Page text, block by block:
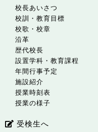
校長あいさつ
校訓・教育目標
校歌・校章
沿革
歴代校長
設置学科・教育課程
年間行事予定
施設紹介
授業時刻表
授業の様子
受検生へ